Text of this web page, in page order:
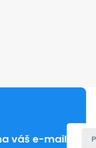
váš e-mail